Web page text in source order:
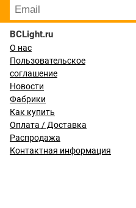
BCLight.ru
О нас
Пользовательское
соглашение
Новости
Фабрики
Как купить
Оплата / Доставка
Распродажа
Контактная информация